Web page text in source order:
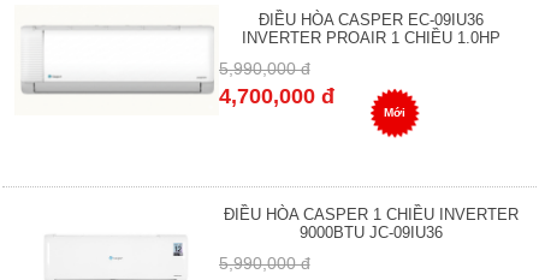
ĐIỀU HÒA CASPER EC-09IU36
INVERTER PROAIR 1 CHIỀU 1.0HP
5,990,000 đ
4,700,000 đ
Mới
ĐIỀU HÒA CASPER 1 CHIỀU INVERTER
9000BTU JC-09IU36
5,990,000 đ